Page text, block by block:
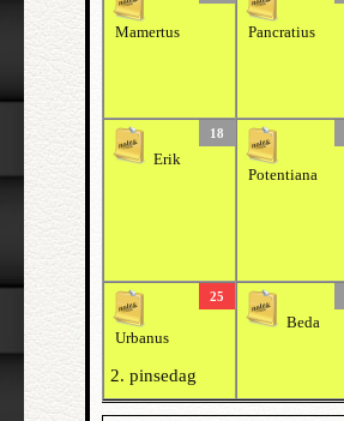
Mamertus Pancratius
18
Erik
Potentiana
25
Urbanus
2. pinsedag
Beda